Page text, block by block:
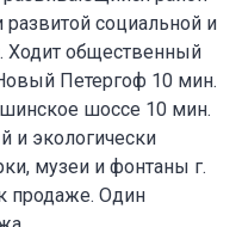
социальной и
Ходит общественный
Петергоф 10 мин.
шоссе 10 мин.
и экологически
музеи и фонтаны г.
продаже. Один